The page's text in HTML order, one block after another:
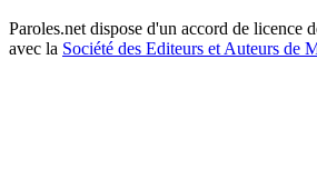
Paroles.net dispose d'un accord de licence
avec la Société des Editeurs et Auteurs de